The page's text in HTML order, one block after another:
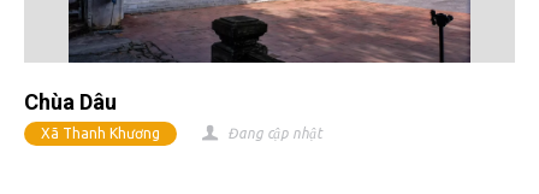
Chùa Dâu
Xã Thanh Khương Đang cập nhật